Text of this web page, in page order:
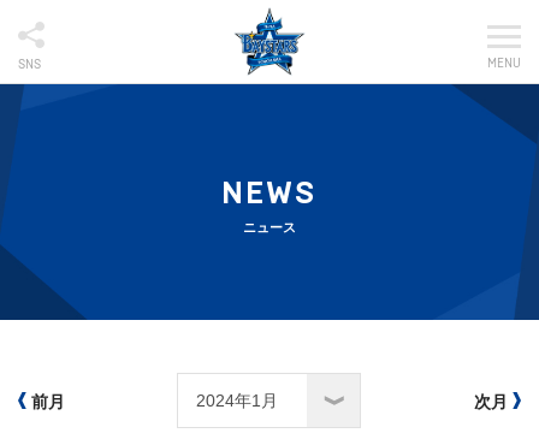
SNS MENU
NEWS
ニュース
前月 次月